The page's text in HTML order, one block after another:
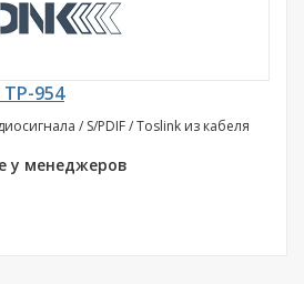
954
/ S/PDIF / Toslink из кабеля
у менеджеров